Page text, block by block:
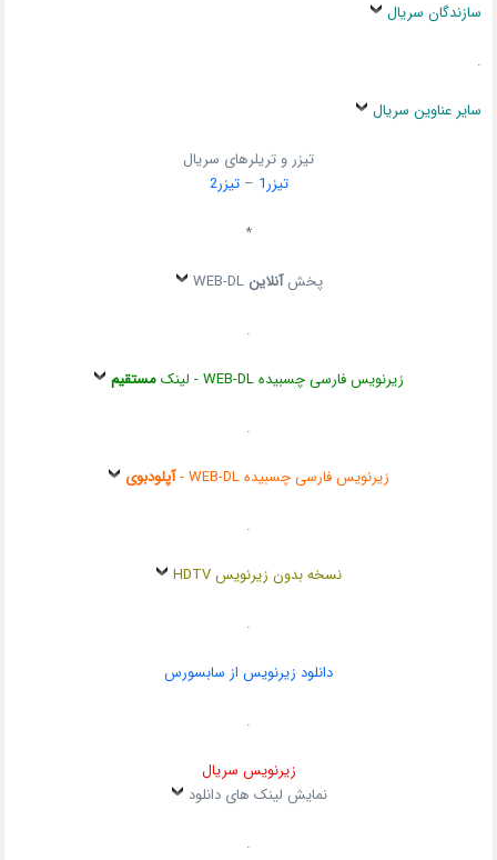
سازندگان سریال
.
سایر عناوین سریال
تیزر و تریلرهای سریال
تیزر1 –تیزر2
*
پخشآنلاین WEB-DL
.
زیرنویس فارسی چسبیده WEB-DL - لینک مستقیم
.
زیرنویس فارسی چسبیده WEB-DL - آپلودبوی
.
نسخه بدون زیرنویس HDTV
.
دانلود زیرنویس از سابسورس
.
زیرنویس سریال
نمایش لینک های دانلود
.